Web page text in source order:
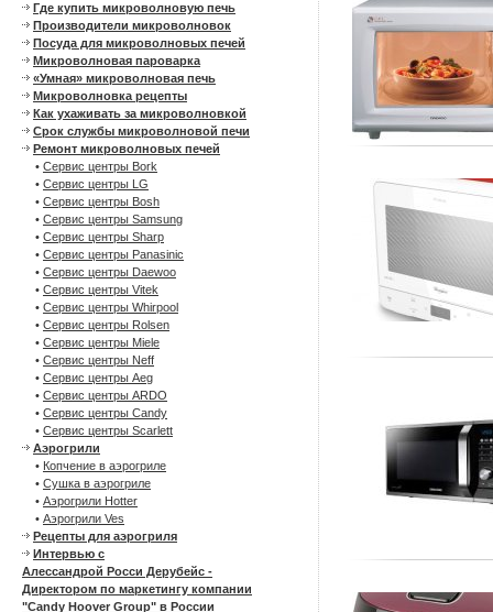
Где купить микроволновую печь
Производители микроволновок
Посуда для микроволновых печей
Микроволновая пароварка
«Умная» микроволновая печь
Микроволновка рецепты
Как ухаживать за микроволновкой
Срок службы микроволновой печи
Ремонт микроволновых печей
• Сервис центры Bork
• Сервис центры LG
• Сервис центры Bosh
• Сервис центры Samsung
• Сервис центры Sharp
• Сервис центры Panasinic
• Сервис центры Daewoo
• Сервис центры Vitek
• Сервис центры Whirpool
• Сервис центры Rolsen
• Сервис центры Miele
• Сервис центры Neff
• Сервис центры Aeg
• Сервис центры ARDO
• Сервис центры Candy
• Сервис центры Scarlett
Аэрогрили
• Копчение в аэрогриле
• Сушка в аэрогриле
• Аэрогрили Hotter
• Аэрогрили Ves
Рецепты для аэрогриля
Интервью с
Алессандрой Росси Дерубейс -
Директором по маркетингу компании
"Candy Hoover Group" в России